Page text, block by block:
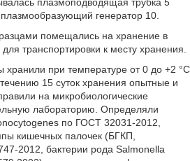
генератор 10.
помещались на хранение в
транспортировки к месту хранения.
хранили при температуре от 0 до +2 °С
15 суток хранения опытные и
на микробиологические
лабораторию. Определяли
по ГОСТ 32031-2012,
кишечных палочек (БГКП,
2012, бактерии рода Salmonella